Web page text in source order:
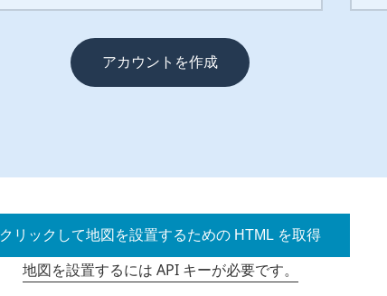
アカウントを作成
クリックして地図を設置するための HTML を取得
地図を設置するには API キーが必要です。